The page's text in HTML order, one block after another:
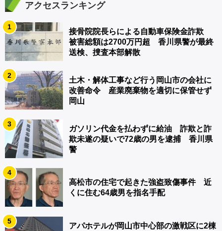
アクセスランキング
1
接骨院院長らによる自動車保険金詐欺
被害総額は2700万円超 香川県警が最終
送検、捜査本部解散
2
土木・解体工事など行う岡山市の会社に
改善命令 産業廃棄物を適切に保管せず
岡山
3
ガソリン代金を払わずに給油 詐欺と詐
欺未遂の疑いで72歳の男を逮捕 香川県
警
4
高松市の住宅で起きた強盗致傷事件 近
くに住む64歳男を指名手配
5
アパホテルが岡山市中心部の激戦区に2棟